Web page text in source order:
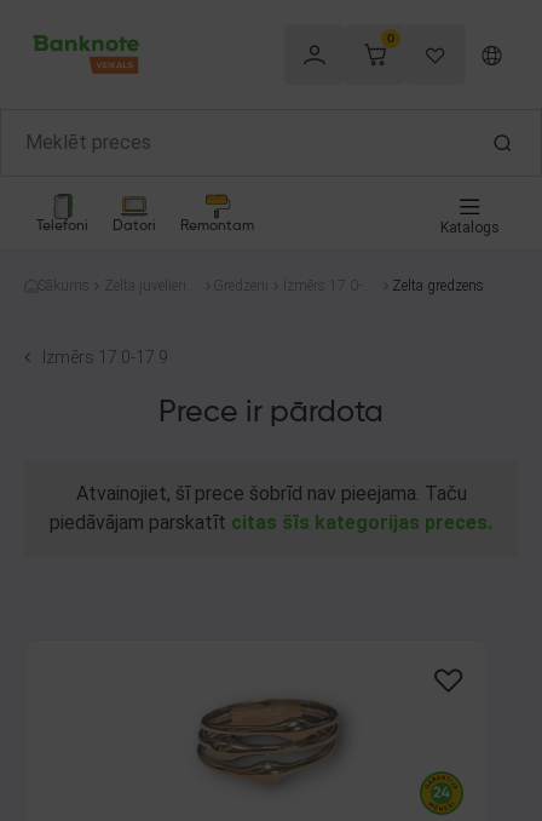
0
Telefoni Datori Remontam Katalogs
Sākums
Zelta juvelierizs
Gredzeni
Izmērs 17.0-1
Zelta gredzens
Izmērs 17.0-17.9
Prece ir pārdota
Atvainojiet, šī prece šobrīd nav pieejama. Taču
piedāvājam parskatīt citas šīs kategorijas preces.